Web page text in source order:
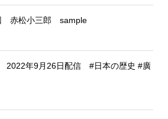
赤松小三郎 sample
年9月26日配信 #日本の歴史 #廣